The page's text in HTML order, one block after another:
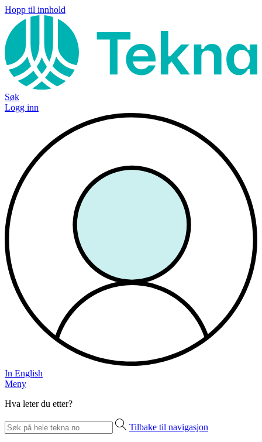
Hopp til innhold
Søk
Logg inn
In English
Meny
Hva leter du etter?
Tilbake til navigasjon